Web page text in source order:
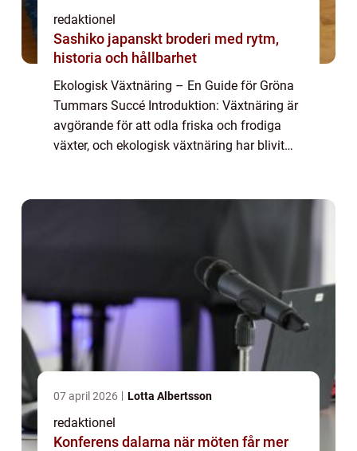
redaktionel
Sashiko japanskt broderi med rytm,
historia och hållbarhet
Ekologisk Växtnäring – En Guide för Gröna
Tummars Succé Introduktion: Växtnäring är
avgörande för att odla friska och frodiga
växter, och ekologisk växtnäring har blivit
07 april 2026 Lotta Albertsson
redaktionel
Konferens dalarna när möten får mer